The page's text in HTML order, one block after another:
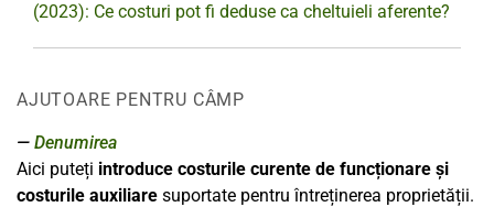
(2023): Ce costuri pot fi deduse ca cheltuieli aferente?
AJUTOARE PENTRU CÂMP
Denumirea
Aici puteți introduce costurile curente de funcționare și
costurile auxiliare suportate pentru întreținerea proprietății.